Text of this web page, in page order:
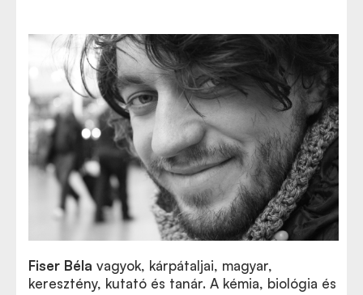
Fiser Béla vagyok, kárpátaljai, magyar,
keresztény, kutató és tanár. A kémia, biológia és